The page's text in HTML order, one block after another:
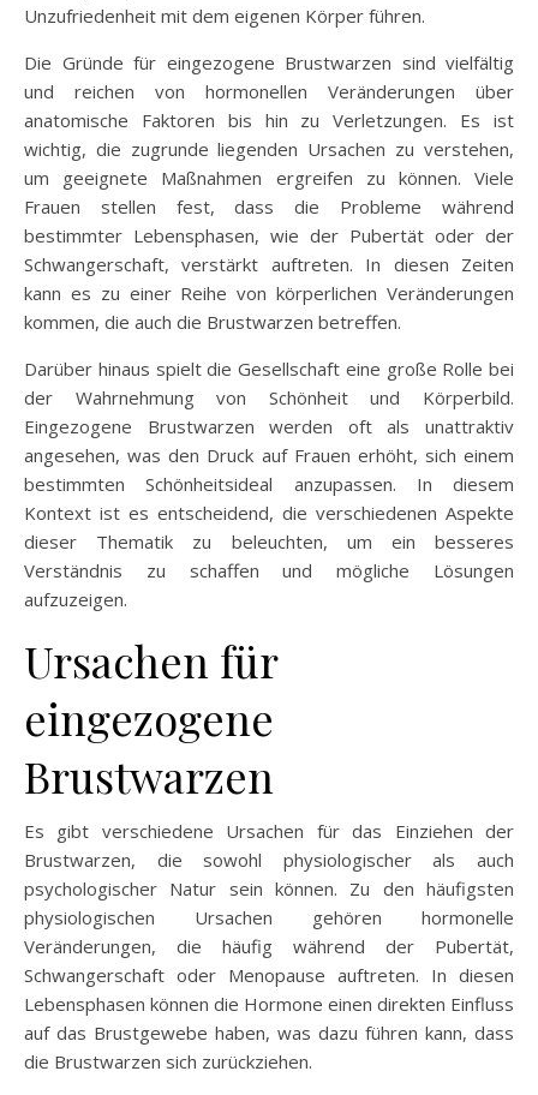
Unzufriedenheit mit dem eigenen Körper führen.
Die Gründe für eingezogene Brustwarzen sind vielfältig
und reichen von hormonellen Veränderungen über
anatomische Faktoren bis hin zu Verletzungen. Es ist
wichtig, die zugrunde liegenden Ursachen zu verstehen,
um geeignete Maßnahmen ergreifen zu können. Viele
Frauen stellen fest, dass die Probleme während
bestimmter Lebensphasen, wie der Pubertät oder der
Schwangerschaft, verstärkt auftreten. In diesen Zeiten
kann es zu einer Reihe von körperlichen Veränderungen
kommen, die auch die Brustwarzen betreffen.
Darüber hinaus spielt die Gesellschaft eine große Rolle bei
der Wahrnehmung von Schönheit und Körperbild.
Eingezogene Brustwarzen werden oft als unattraktiv
angesehen, was den Druck auf Frauen erhöht, sich einem
bestimmten Schönheitsideal anzupassen. In diesem
Kontext ist es entscheidend, die verschiedenen Aspekte
dieser Thematik zu beleuchten, um ein besseres
Verständnis zu schaffen und mögliche Lösungen
aufzuzeigen.
Ursachen für
eingezogene
Brustwarzen
Es gibt verschiedene Ursachen für das Einziehen der
Brustwarzen, die sowohl physiologischer als auch
psychologischer Natur sein können. Zu den häufigsten
physiologischen Ursachen gehören hormonelle
Veränderungen, die häufig während der Pubertät,
Schwangerschaft oder Menopause auftreten. In diesen
Lebensphasen können die Hormone einen direkten Einfluss
auf das Brustgewebe haben, was dazu führen kann, dass
die Brustwarzen sich zurückziehen.